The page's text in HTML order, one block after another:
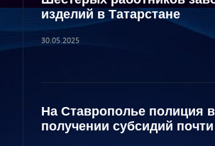
изделий в Татарстане
30.05.2025
На Ставрополье полиция
получении субсидий